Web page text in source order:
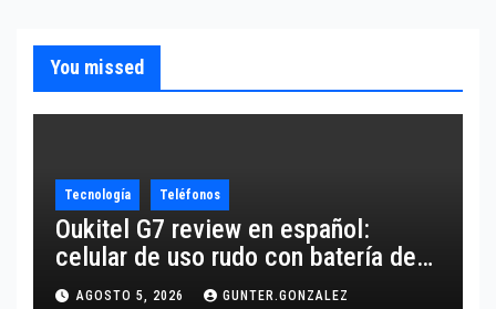
You missed
Tecnología Teléfonos
Oukitel G7 review en español:
celular de uso rudo con batería de
10,600 mAh
AGOSTO 5, 2026 GUNTER.GONZALEZ